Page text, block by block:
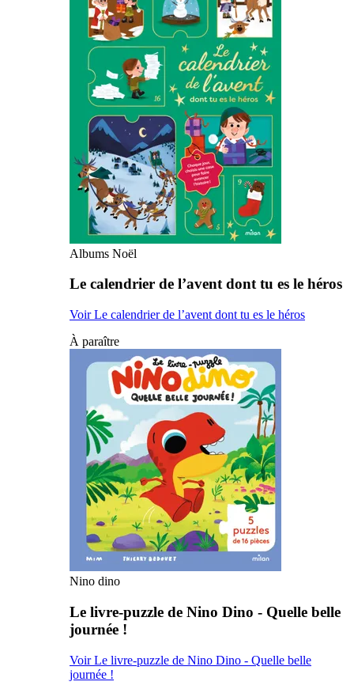
Albums Noël
Le calendrier de l’avent dont tu es le héros
Voir Le calendrier de l’avent dont tu es le héros
À paraître
Nino dino
Le livre-puzzle de Nino Dino - Quelle belle
journée !
Voir Le livre-puzzle de Nino Dino - Quelle belle
journée !